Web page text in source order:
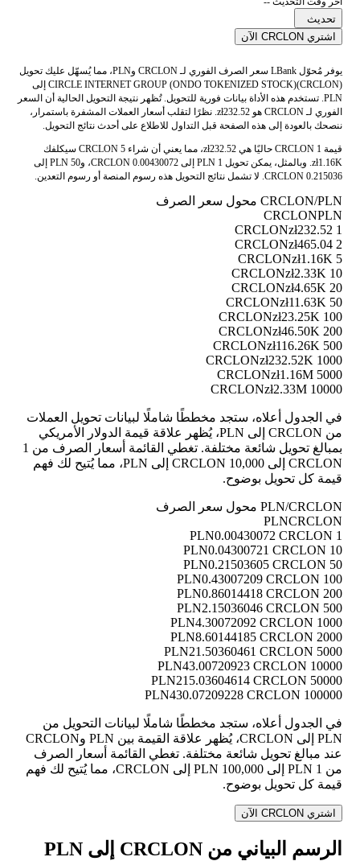
تحديث
اشتري CRCLON الآن
يوفر مُحوّل LBank سعر الصرف الفوري لـ CRCLON وPLN، مما يُسهّل عليك تحويل
CIRCLE INTERNET GROUP (ONDO TOKENIZED STOCK)(CRCLON) إلى
PLN. تستخدم هذه الأداة بيانات فورية للتحويل. تُظهر نتيجة التحويل الحالية أن السعر
الفوري لـ CRCLON هو zł232.52. نظرًا لتقلب أسعار العملات المشفرة باستمرار،
ننصحك بالعودة إلى هذه الصفحة قبل التداول للاطلاع على أحدث نتائج التحويل.
قيمة 1 CRCLON حاليًا هي zł232.52، مما يعني أن شراء 5 CRCLON سيكلفك
zł1.16K. وبالمثل، يمكن تحويل 1 PLN إلى 0.00430072 CRCLON، و50 PLN إلى
0.215036 CRCLON. لا تشمل نتائج التحويل هذه رسوم المنصة أو رسوم التعدين.
CRCLON/PLN محول سعر الصرف
CRCLONPLN
1 CRCLON
zł232.52
2 CRCLON
zł465.04
5 CRCLON
zł1.16K
10 CRCLON
zł2.33K
20 CRCLON
zł4.65K
50 CRCLON
zł11.63K
100 CRCLON
zł23.25K
200 CRCLON
zł46.50K
500 CRCLON
zł116.26K
1000 CRCLON
zł232.52K
5000 CRCLON
zł1.16M
10000 CRCLON
zł2.33M
في الجدول أعلاه، ستجد مخططًا شاملًا لبيانات تحويل العملات
من CRCLON إلى PLN، يُظهر علاقة قيمة الدولار الأمريكي
بمبالغ تحويل شائعة مختلفة. تغطي القائمة أسعار الصرف من 1
CRCLON إلى 10,000 CRCLON إلى PLN، مما يُتيح لك فهم
قيمة كل تحويل بوضوح.
PLN/CRCLON محول سعر الصرف
PLNCRCLON
1 PLN
0.00430072 CRCLON
10 PLN
0.04300721 CRCLON
50 PLN
0.21503605 CRCLON
100 PLN
0.43007209 CRCLON
200 PLN
0.86014418 CRCLON
500 PLN
2.15036046 CRCLON
1000 PLN
4.30072092 CRCLON
2000 PLN
8.60144185 CRCLON
5000 PLN
21.50360461 CRCLON
10000 PLN
43.00720923 CRCLON
50000 PLN
215.03604614 CRCLON
100000 PLN
430.07209228 CRCLON
في الجدول أعلاه، ستجد مخططًا شاملًا لبيانات التحويل من
PLN إلى CRCLON، يُظهر علاقة القيمة بين PLN وCRCLON
عند مبالغ تحويل شائعة مختلفة. تغطي القائمة أسعار الصرف
من 1 PLN إلى 100,000 PLN إلى CRCLON، مما يُتيح لك فهم
قيمة كل تحويل بوضوح.
اشتري CRCLON الآن
الرسم البياني من CRCLON إلى PLN